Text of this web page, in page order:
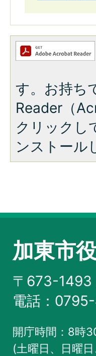
す。お持ち
Reader（
クリックし
ンストール
加東市
〒673-1493
電話：
開庁時間：8時
(土曜日、日曜